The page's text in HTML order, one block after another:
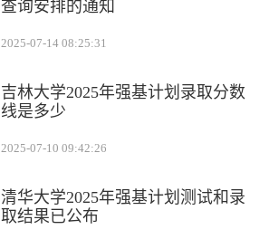
查询安排的通知
2025-07-14 08:25:31
吉林大学2025年强基计划录取分数
线是多少
2025-07-10 09:42:26
清华大学2025年强基计划测试和录
取结果已公布